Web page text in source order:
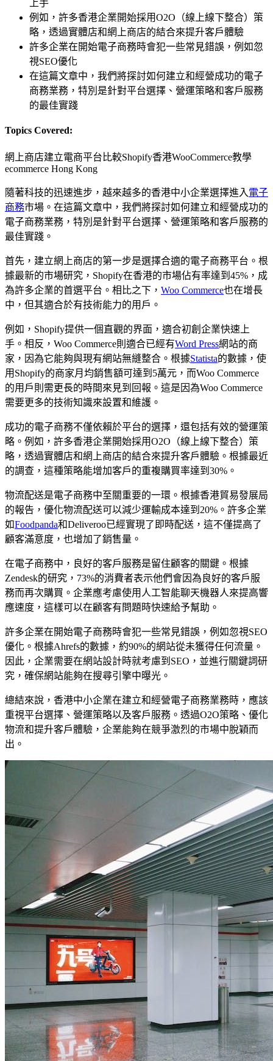
上手
例如，許多香港企業開始採用O2O（線上線下整合）策
略，透過實體店和網上商店的結合來提升客戶體驗
許多企業在開始電子商務時會犯一些常見錯誤，例如忽
視SEO優化
在這篇文章中，我們將探討如何建立和經營成功的電子
商務業務，特別是針對平台選擇、營運策略和客戶服務
的最佳實踐
Topics Covered:
網上商店建立電商平台比較Shopify香港WooCommerce教學
ecommerce Hong Kong
隨著科技的迅速進步，越來越多的香港中小企業選擇進入 電子
商務市場。在這篇文章中，我們將探討如何建立和經營成功的
電子商務業務，特別是針對平台選擇、營運策略和客戶服務的
最佳實踐。
首先，建立網上商店的第一步是選擇合適的電子商務平台。根
據最新的市場研究，Shopify在香港的市場佔有率達到45%，成
為許多企業的首選平台。相比之下， Woo Commerce也在增長
中，但其適合於有技術能力的用戶。
例如，Shopify提供一個直觀的界面，適合初創企業快速上
手。相反，Woo Commerce則適合已經有Word Press網站的商
家，因為它能夠與現有網站無縫整合。根據Statista的數據，使
用Shopify的商家月均銷售額可達到5萬元，而Woo Commerce
的用戶則需更長的時間來見到回報。這是因為Woo Commerce
需要更多的技術知識來設置和維護。
成功的電子商務不僅依賴於平台的選擇，還包括有效的營運策
略。例如，許多香港企業開始採用O2O（線上線下整合）策
略，透過實體店和網上商店的結合來提升客戶體驗。根據最近
的調查，這種策略能增加客戶的重複購買率達到30%。
物流配送是電子商務中至關重要的一環。根據香港貿易發展局
的報告，優化物流配送可以減少運輸成本達到20%。許多企業
如Foodpanda和Deliveroo已經實現了即時配送，這不僅提高了
顧客滿意度，也增加了銷售量。
在電子商務中，良好的客戶服務是留住顧客的關鍵。根據
Zendesk的研究，73%的消費者表示他們會因為良好的客戶服
務而再次購買。企業應考慮使用人工智能聊天機器人來提高響
應速度，這樣可以在顧客有問題時快速給予幫助。
許多企業在開始電子商務時會犯一些常見錯誤，例如忽視SEO
優化。根據Ahrefs的數據，約90%的網站從未獲得任何流量。
因此，企業需要在網站設計時就考慮到SEO，並進行關鍵詞研
究，確保網站能夠在搜尋引擎中曝光。
總結來說，香港中小企業在建立和經營電子商務業務時，應該
重視平台選擇、營運策略以及客戶服務。透過O2O策略、優化
物流和提升客戶體驗，企業能夠在競爭激烈的市場中脫穎而
出。